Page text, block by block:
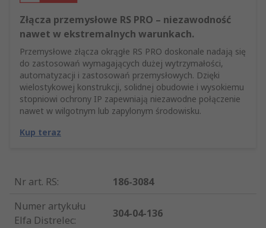
Złącza przemysłowe RS PRO – niezawodność
nawet w ekstremalnych warunkach.
Przemysłowe złącza okrągłe RS PRO doskonale nadają się
do zastosowań wymagających dużej wytrzymałości,
automatyzacji i zastosowań przemysłowych. Dzięki
wielostykowej konstrukcji, solidnej obudowie i wysokiemu
stopniowi ochrony IP zapewniają niezawodne połączenie
nawet w wilgotnym lub zapylonym środowisku.
Kup teraz
Nr art. RS:
186-3084
Numer artykułu
Elfa Distrelec:
304-04-136